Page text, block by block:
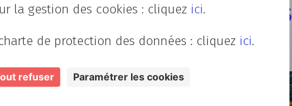
décoration de Noël !
RÉCENTS
la gestion des cookies : cliquez ici.
de protection des données : cliquez ici.
refuser Paramétrer les cookies